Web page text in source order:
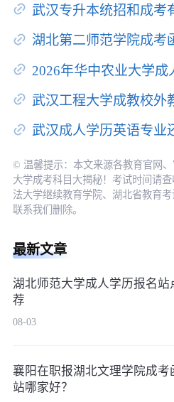
武汉专升本统招和成考
湖北第二师范学院成考
2026年华中农业大学成
武汉工程大学成教校外
武汉成人学历英语专业
© 温馨提示：本文来源各教育官网
大学成考科目大揭秘！考试时间请
法大学继续教育学院、湖北省教育
联系我们删除。
最新文章
湖北师范大学成人学历报名站
荐
08-03
襄阳在职报湖北文理学院成考
站哪家好？